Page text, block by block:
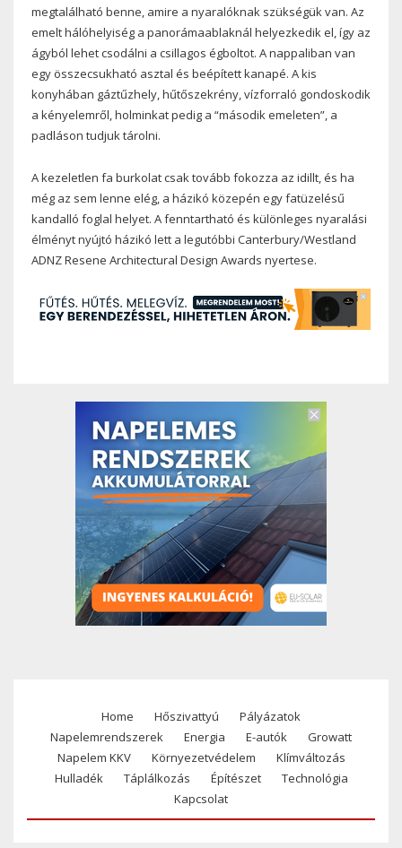
megtalálható benne, amire a nyaralóknak szükségük van. Az
emelt hálóhelyiség a panorámaablaknál helyezkedik el, így az
ágyból lehet csodálni a csillagos égboltot. A nappaliban van
egy összecsukható asztal és beépített kanapé. A kis
konyhában gáztűzhely, hűtőszekrény, vízforraló gondoskodik
a kényelemről, holminkat pedig a “második emeleten”, a
padláson tudjuk tárolni.
A kezeletlen fa burkolat csak tovább fokozza az idillt, és ha
még az sem lenne elég, a házikó közepén egy fatüzelésű
kandalló foglal helyet. A fenntartható és különleges nyaralási
élményt nyújtó házikó lett a legutóbbi Canterbury/Westland
ADNZ Resene Architectural Design Awards nyertese.
Footer
menu
Home Hőszivattyú
Pályázatok
Napelemrendszerek
Energia E-autók
Growatt
Napelem KKV
Környezetvédelem
Klímváltozás
Hulladék
Táplálkozás Építészet
Technológia
Kapcsolat